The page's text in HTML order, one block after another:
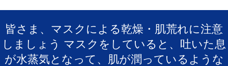
皆さま、マスクによる乾燥・肌荒れに注意
しましょう️ マスクをしていると、吐いた息
が水蒸気となって、肌が潤っているような